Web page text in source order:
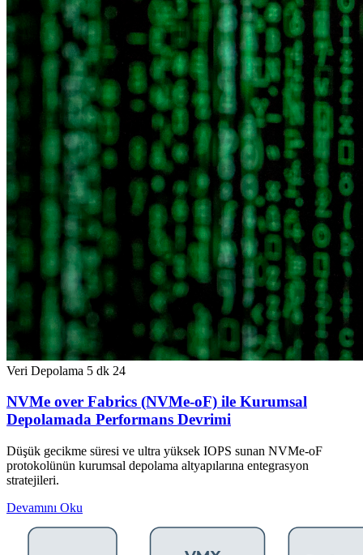
Veri Depolama 5 dk 24
NVMe over Fabrics (NVMe-oF) ile Kurumsal
Depolamada Performans Devrimi
Düşük gecikme süresi ve ultra yüksek IOPS sunan NVMe-oF
protokolünün kurumsal depolama altyapılarına entegrasyon
stratejileri.
Devamını Oku